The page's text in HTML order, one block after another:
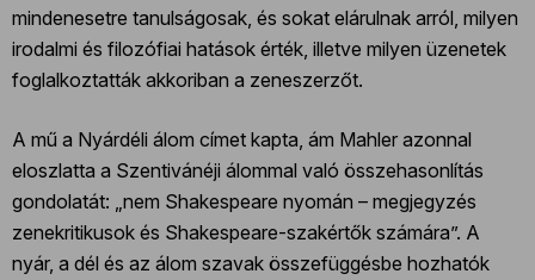
mindenesetre tanulságosak, és sokat elárulnak arról, milyen
irodalmi és filozófiai hatások érték, illetve milyen üzenetek
foglalkoztatták akkoriban a zeneszerzőt.
A mű a Nyárdéli álom címet kapta, ám Mahler azonnal
eloszlatta a Szentivánéji álommal való összehasonlítás
gondolatát: „nem Shakespeare nyomán – megjegyzés
zenekritikusok és Shakespeare-szakértők számára”. A
nyár, a dél és az álom szavak összefüggésbe hozhatók